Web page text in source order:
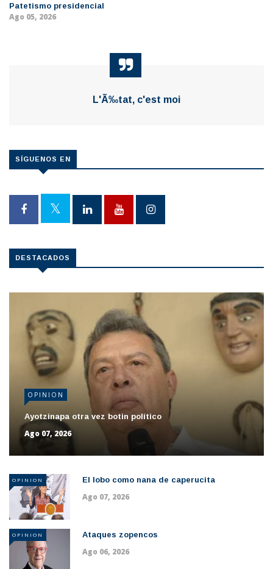
Patetismo presidencial
Ago 05, 2026
L'Ã‰tat, c'est moi
SÍGUENOS EN
DESTACADOS
OPINION
Ayotzinapa otra vez botin político
Ago 07, 2026
OPINION El lobo como nana de caperucita
Ago 07, 2026
OPINION Ataques zopencos
Ago 06, 2026